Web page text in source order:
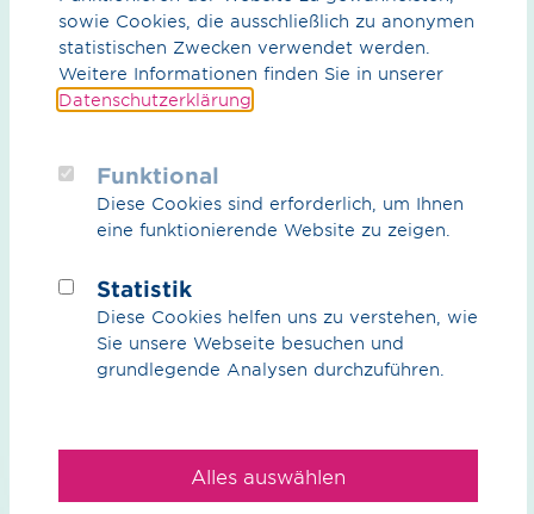
Mit Setzen des Häkchens im nebenstehenden
elektronisch erhoben und gespeichert werden. Ihre
Daten werden dabei nur streng zweckgebunden
zur Bearbeitung und Beantwortung Ihrer Anfrage
durch Nachricht an uns widerrufen. Im Falle des
Widerrufs werden Ihre Daten umgehend gelöscht.
Weitere Informationen entnehmen Sie der
Datenschutzerklärung.*
sowie Cookies, die ausschließlich zu anonymen
statistischen Zwecken verwendet werden.
Weitere Informationen finden Sie in unserer
Datenschutzerklärung
Funktional
Diese Cookies sind erforderlich, um Ihnen
eine funktionierende Website zu zeigen.
Statistik
Diese Cookies helfen uns zu verstehen, wie
Sie unsere Webseite besuchen und
grundlegende Analysen durchzuführen.
Alles auswählen